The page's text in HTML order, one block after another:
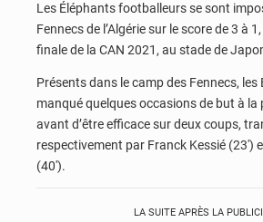
Les Éléphants footballeurs se sont
Fennecs de l’Algérie sur le score de 3 à
finale de la CAN 2021, au stade de
Présents dans le camp des Fennecs, les
manqué quelques occasions de but à la
avant d’être efficace sur deux coups,
respectivement par Franck Kessié (23′)
(40′).
LA SUITE APRÈS LA